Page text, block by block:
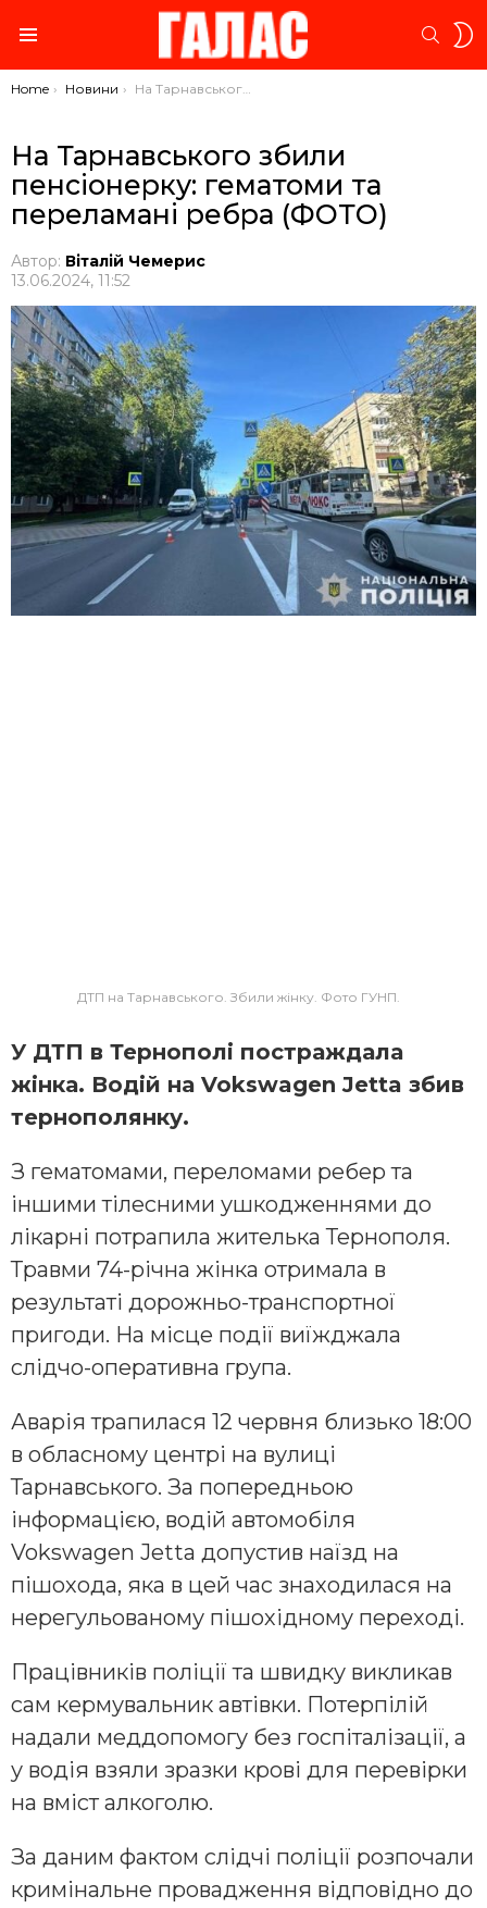
You are here:
Home Новини На Тарнавського збили пенсіонерку: гематоми та переламані ребра (ФОТО)
На Тарнавського збили
пенсіонерку: гематоми та
переламані ребра (ФОТО)
Автор: Віталій Чемерис
13.06.2024, 11:52
ДТП на Тарнавського. Збили жінку. Фото ГУНП.
У ДТП в Тернополі постраждала
жінка. Водій на Vokswagen Jetta збив
тернополянку.
З гематомами, переломами ребер та
іншими тілесними ушкодженнями до
лікарні потрапила жителька Тернополя.
Травми 74-річна жінка отримала в
результаті дорожньо-транспортної
пригоди. На місце події виїжджала
слідчо-оперативна група.
Аварія трапилася 12 червня близько 18:00
в обласному центрі на вулиці
Тарнавського. За попередньою
інформацією, водій автомобіля
Vokswagen Jetta допустив наїзд на
пішохода, яка в цей час знаходилася на
нерегульованому пішохідному переході.
Працівників поліції та швидку викликав
сам кермувальник автівки. Потерпілій
надали меддопомогу без госпіталізації, а
у водія взяли зразки крові для перевірки
на вміст алкоголю.
За даним фактом слідчі поліції розпочали
кримінальне провадження відповідно до